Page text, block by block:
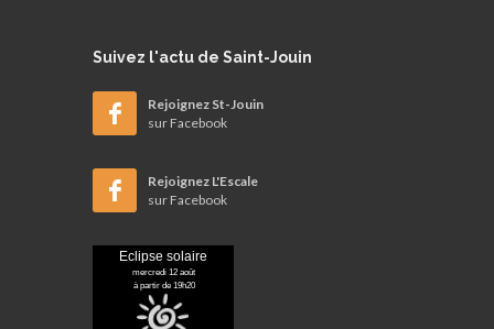
Suivez l'actu de Saint-Jouin
Rejoignez St-Jouin
sur Facebook
Rejoignez L'Escale
sur Facebook